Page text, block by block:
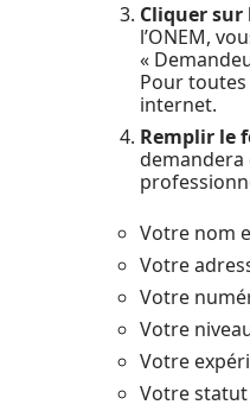
Cliquer sur
l’ONEM,
«
Pour
internet.
Remplir le
Votre nom
Votre
Votre
Votre
Votre
Votre statut